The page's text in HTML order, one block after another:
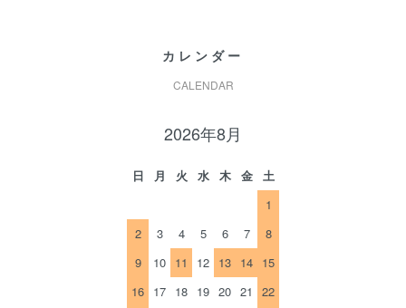
カレンダー
CALENDAR
2026年8月
日 月 火 水 木 金
土
1
2
3 4 5 6 7
8
9
10 11 12 13 14 15
16 17 18 19 20 21
22